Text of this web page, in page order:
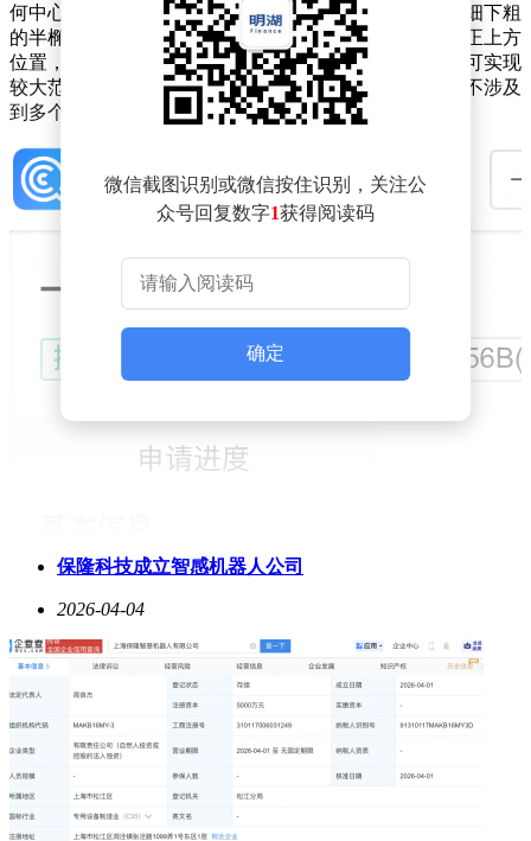
何中心附近。本发明将其机身形状设为竖直放置的、上细下粗
的半椭圆形球体，并将广角激光雷达的位置设于机身的正上方
位置，该种配合设置方式，仅需一个广角激光雷达，即可实现
较大范围的对机身周围环境的感知，生产制造成本低，不涉及
到多个感应装置的数据处理问题，降低了数据处理难度。
微信截图识别或微信按住识别，关注公
众号回复数字1获得阅读码
确定
保隆科技成立智感机器人公司
2026-04-04